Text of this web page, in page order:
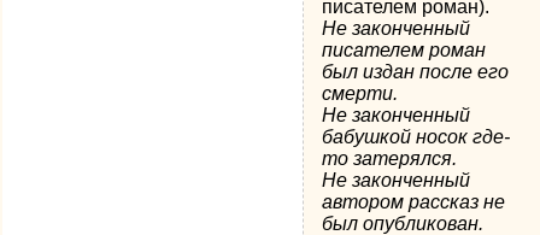
писателем роман).
Не законченный
писателем роман
был издан после его
смерти.
Не законченный
бабушкой носок где-
то затерялся.
Не законченный
автором рассказ не
был опубликован.